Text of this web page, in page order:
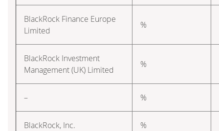
BlackRock Finance Europe
Limited
%
BlackRock Investment
Management (UK) Limited
%
– %
BlackRock, Inc. %